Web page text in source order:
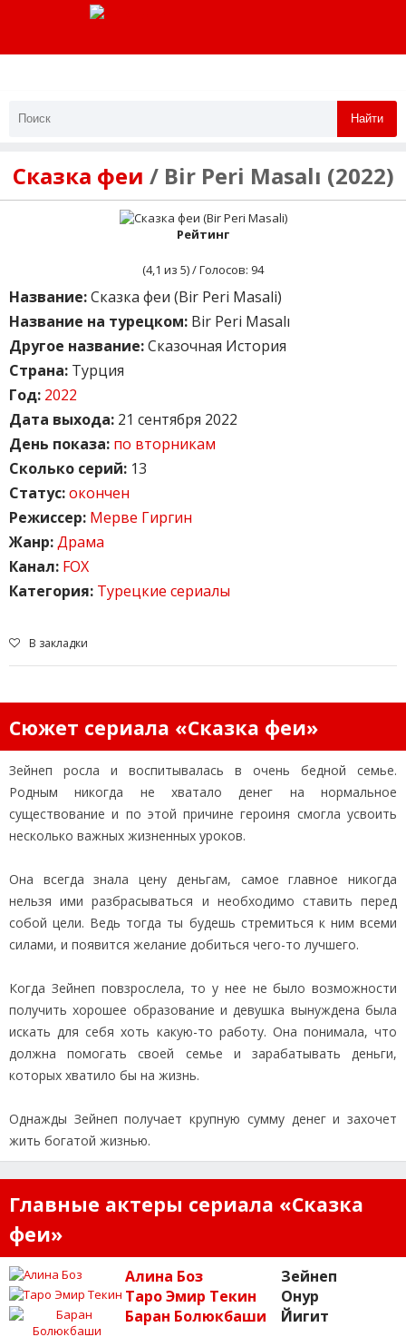
Найти
Сказка феи / Bir Peri Masalı (2022)
Рейтинг
(4,1 из 5) / Голосов: 94
Название:Сказка феи (Bir Peri Masali)
Название на турецком: Bir Peri Masalı
Другое название:Сказочная История
Страна: Турция
Год: 2022
Дата выхода: 21 сентября 2022
День показа: по вторникам
Сколько серий: 13
Статус:окончен
Режиссер: Мерве Гиргин
Жанр:Драма
Канал: FOX
Категория: Турецкие сериалы
В закладки
Сюжет сериала «Сказка феи»
Зейнеп росла и воспитывалась в очень бедной семье.
Родным никогда не хватало денег на нормальное
существование и по этой причине героиня смогла усвоить
несколько важных жизненных уроков.
Она всегда знала цену деньгам, самое главное никогда
нельзя ими разбрасываться и необходимо ставить перед
собой цели. Ведь тогда ты будешь стремиться к ним всеми
силами, и появится желание добиться чего-то лучшего.
Когда Зейнеп повзрослела, то у нее не было возможности
получить хорошее образование и девушка вынуждена была
искать для себя хоть какую-то работу. Она понимала, что
должна помогать своей семье и зарабатывать деньги,
которых хватило бы на жизнь.
Однажды Зейнеп получает крупную сумму денег и захочет
жить богатой жизнью.
Главные актеры сериала «Сказка
феи»
Алина Боз
Зейнеп
Таро Эмир Текин
Онур
Баран Болюкбаши
Йигит